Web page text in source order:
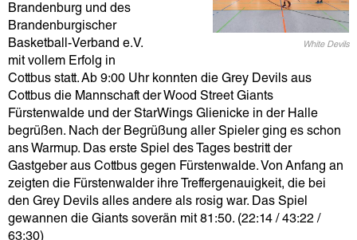
White Devils
Brandenburg und des
Brandenburgischer
Basketball-Verband e.V.
mit vollem Erfolg in
Cottbus statt. Ab 9:00 Uhr konnten die Grey Devils aus
Cottbus die Mannschaft der Wood Street Giants
Fürstenwalde und der StarWings Glienicke in der Halle
begrüßen. Nach der Begrüßung aller Spieler ging es schon
ans Warmup. Das erste Spiel des Tages bestritt der
Gastgeber aus Cottbus gegen Fürstenwalde. Von Anfang an
zeigten die Fürstenwalder ihre Treffergenauigkeit, die bei
den Grey Devils alles andere als rosig war. Das Spiel
gewannen die Giants soverän mit 81:50. (22:14 / 43:22 /